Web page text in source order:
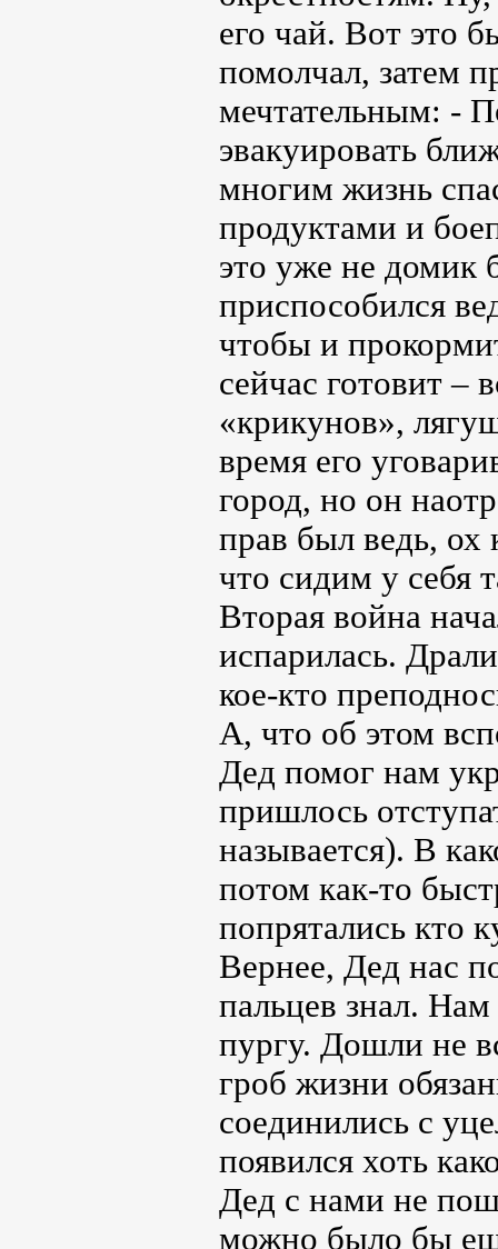
его чай. Вот это
помолчал, затем
мечтательным: -
эвакуировать
многим жизнь
продуктами и
это уже не домик
приспособился
чтобы и
сейчас готовит –
«крикунов»,
время его
город, но он
прав был ведь,
что сидим у себя
Вторая война
испарилась.
кое-кто
А, что об этом
Дед помог нам
пришлось
называется). В
потом как-то
попрятались кто
Вернее, Дед нас
пальцев знал.
пургу. Дошли не
гроб жизни
соединились с
появился хоть
Дед с нами не
можно было бы